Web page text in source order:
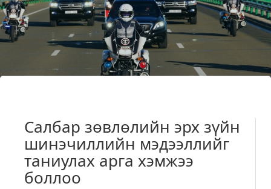
Салбар зөвлөлийн эрх зүйн
шинэчиллийн мэдээллийг
таниулах арга хэмжээ
боллоо